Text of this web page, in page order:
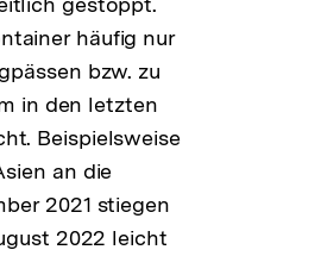
häufig nur
bzw. zu
in den letzten
Beispielsweise
an die
2021 stiegen
2022 leicht